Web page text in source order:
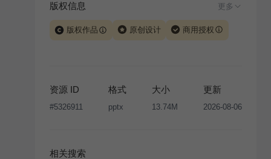
版权信息 更多
版权作品 原创设计 商用授权
版权声明
条款，禁止任何形式的转让、出售或出租，未
经投权许可任何人不得擅自转载和分发，否则将接照我
资源 ID
#5326911
格式
pptx
大小
13.74M
更新
2026-08-06
相关搜索